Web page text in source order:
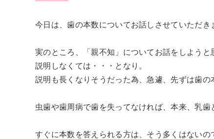
今日は、歯の本数についてお話しさせていただき
実のところ、「親不知」についてお話をしよう
説明しなくては・・・となり。
説明も長くなりそうだった為、急遽、先ずは歯の
虫歯や歯周病で歯を失ってなければ、本来、乳
すぐに本数を答えられる方は、そう多くはないの